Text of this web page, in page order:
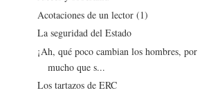
Acotaciones de un lector (1)
La seguridad del Estado
¡Ah, qué poco cambian los hombres, por
mucho que s...
Los tartazos de ERC